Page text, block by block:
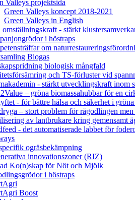
Valleys projektsida
Green Valleys koncept 2018-2021
Green Valleys in English
omställningskraft - stärkt
i höstraps
om
Biogas
biologisk mångfald
och TS-förluster vid
- stärkt utvecklingskraft inom
– gröna biomassahubbar för en
- för bättre hälsa och säkerhet i
– stort problem för rågodlingen men
av lantbrukare kring
- det automatiserade labbet för
ogräsbekämpning
innovationszoner (RIZ)
Ko(n)skap för Nöt och Mjölk
i höstraps
Boost